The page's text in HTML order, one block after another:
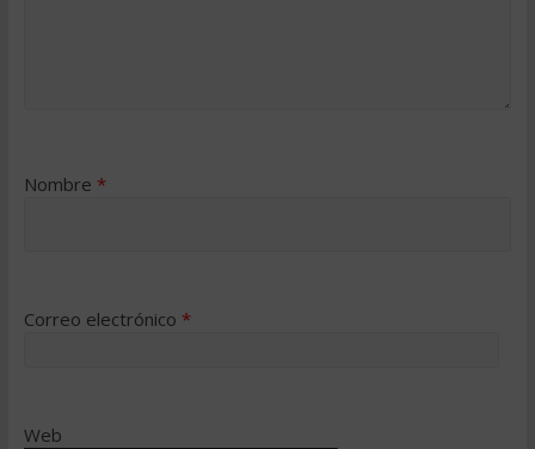
Nombre *
Correo electrónico *
Web